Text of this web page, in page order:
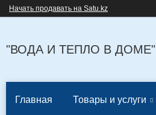
Начать продавать на Satu.kz
"ВОДА И ТЕПЛО В ДОМЕ"
Главная Товары и услуги